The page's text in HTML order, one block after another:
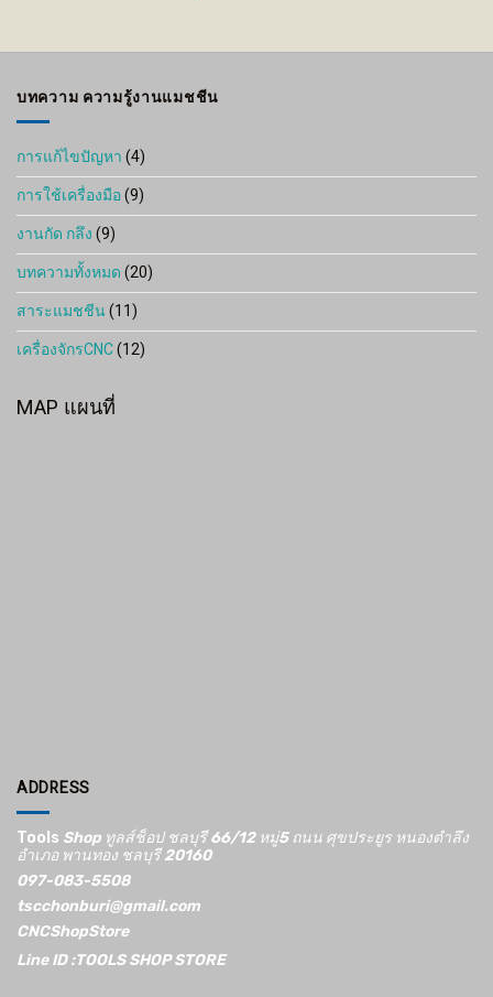
บทความ ความรู้งานแมชชีน
การแก้ไขปัญหา(4)
การใช้เครื่องมือ(9)
งานกัด กลึง(9)
บทความทั้งหมด(20)
สาระแมชชีน(11)
เครื่องจักรCNC(12)
MAP แผนที่
ADDRESS
Tools Shop ทูลส์ช็อป ชลบุรี 66/12​ หมู่5​ ถนน ศุขประยูร หนองตำลึง
อำเภอ พานทอง ชลบุรี 20160
097-083-5508
tscchonburi@gmail.com
CNCShopStore
Line ID :TOOLS SHOP STORE